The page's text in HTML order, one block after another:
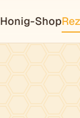
Honig-Shop